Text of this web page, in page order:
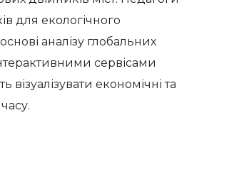
для екологічного
аналізу глобальних
сервісами
економічні та